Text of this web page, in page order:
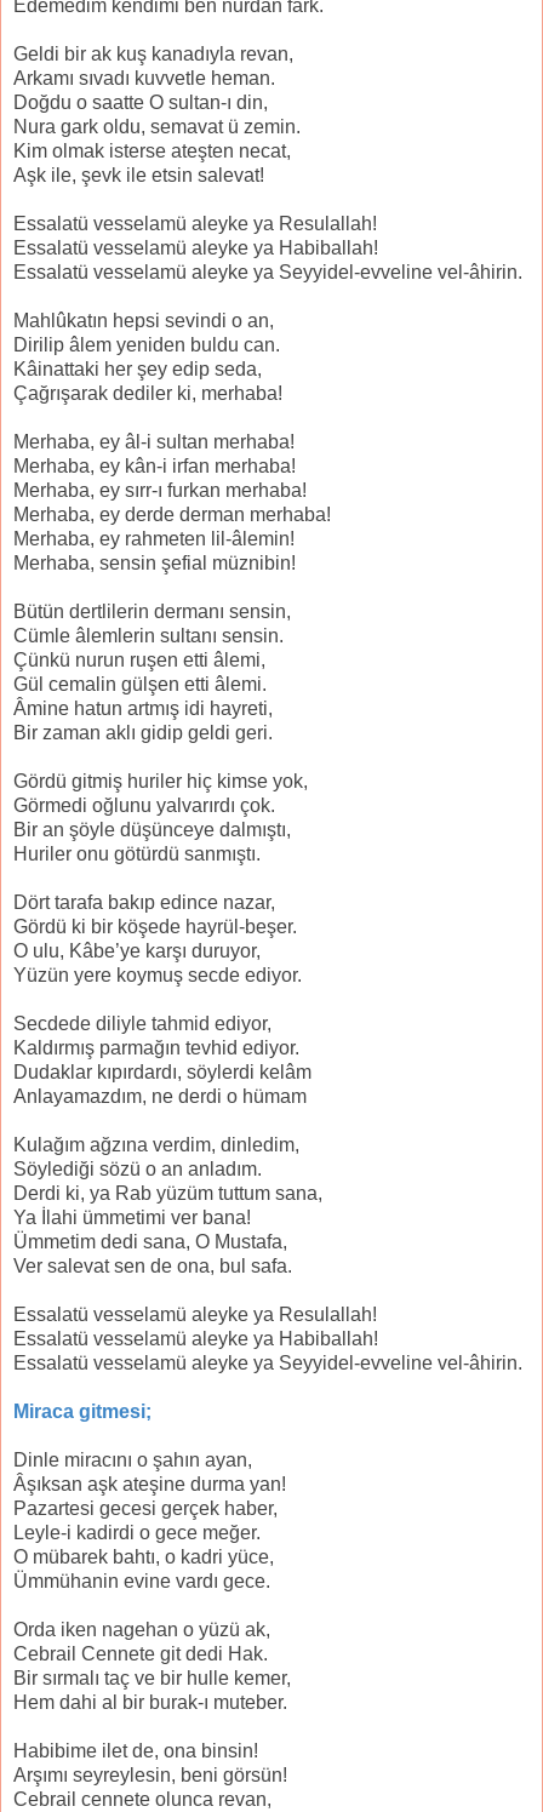
Edemedim kendimi ben nurdan fark.
Geldi bir ak kuş kanadıyla revan,
Arkamı sıvadı kuvvetle heman.
Doğdu o saatte O sultan-ı din,
Nura gark oldu, semavat ü zemin.
Kim olmak isterse ateşten necat,
Aşk ile, şevk ile etsin salevat!
Essalatü vesselamü aleyke ya Resulallah!
Essalatü vesselamü aleyke ya Habiballah!
Essalatü vesselamü aleyke ya Seyyidel-evveline vel-âhirin.
Mahlûkatın hepsi sevindi o an,
Dirilip âlem yeniden buldu can.
Kâinattaki her şey edip seda,
Çağrışarak dediler ki, merhaba!
Merhaba, ey âl-i sultan merhaba!
Merhaba, ey kân-i irfan merhaba!
Merhaba, ey sırr-ı furkan merhaba!
Merhaba, ey derde derman merhaba!
Merhaba, ey rahmeten lil-âlemin!
Merhaba, sensin şefial müznibin!
Bütün dertlilerin dermanı sensin,
Cümle âlemlerin sultanı sensin.
Çünkü nurun ruşen etti âlemi,
Gül cemalin gülşen etti âlemi.
Âmine hatun artmış idi hayreti,
Bir zaman aklı gidip geldi geri.
Gördü gitmiş huriler hiç kimse yok,
Görmedi oğlunu yalvarırdı çok.
Bir an şöyle düşünceye dalmıştı,
Huriler onu götürdü sanmıştı.
Dört tarafa bakıp edince nazar,
Gördü ki bir köşede hayrül-beşer.
O ulu, Kâbe’ye karşı duruyor,
Yüzün yere koymuş secde ediyor.
Secdede diliyle tahmid ediyor,
Kaldırmış parmağın tevhid ediyor.
Dudaklar kıpırdardı, söylerdi kelâm
Anlayamazdım, ne derdi o hümam
Kulağım ağzına verdim, dinledim,
Söylediği sözü o an anladım.
Derdi ki, ya Rab yüzüm tuttum sana,
Ya İlahi ümmetimi ver bana!
Ümmetim dedi sana, O Mustafa,
Ver salevat sen de ona, bul safa.
Essalatü vesselamü aleyke ya Resulallah!
Essalatü vesselamü aleyke ya Habiballah!
Essalatü vesselamü aleyke ya Seyyidel-evveline vel-âhirin.
Miraca gitmesi;
Dinle miracını o şahın ayan,
Âşıksan aşk ateşine durma yan!
Pazartesi gecesi gerçek haber,
Leyle-i kadirdi o gece meğer.
O mübarek bahtı, o kadri yüce,
Ümmühanin evine vardı gece.
Orda iken nagehan o yüzü ak,
Cebrail Cennete git dedi Hak.
Bir sırmalı taç ve bir hulle kemer,
Hem dahi al bir burak-ı muteber.
Habibime ilet de, ona binsin!
Arşımı seyreylesin, beni görsün!
Cebrail cennete olunca revan,